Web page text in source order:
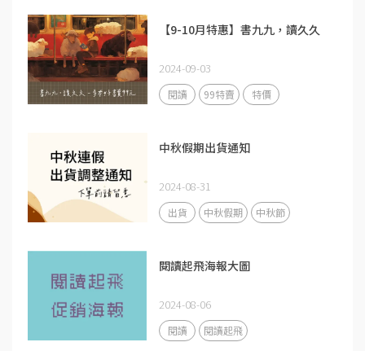
【9-10月特惠】書九九，讀久久
2024-09-03
閱讀 99特賣 特價
中秋假期出貨通知
2024-08-31
出貨 中秋假期 中秋節
閱讀起飛海報大圖
2024-08-06
閱讀 閱讀起飛